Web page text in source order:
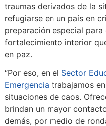
traumas derivados de la
refugiarse en un país en
preparación especial para
fortalecimiento interior
en paz.
“Por eso, en el Sector
Emergencia trabajamos
situaciones de caos.
brindan un mayor
demás, por medio de